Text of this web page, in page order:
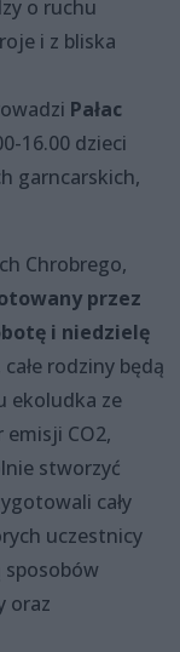
o ruchu
i z bliska
Pałac
16.00 dzieci
garncarskich,
Chrobrego,
przez
i niedzielę
rodziny będą
ekoludka ze
CO2,
stworzyć
cały
uczestnicy
sposobów
oraz